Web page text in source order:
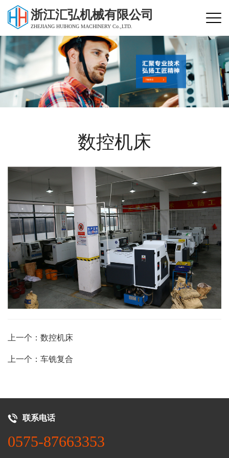
浙江汇弘机械有限公司
ZHEJIANG HUIHONG MACHINERY Co.,LTD.
数控机床
上一个：数控机床
上一个：车铣复合
联系电话
0575-87663353